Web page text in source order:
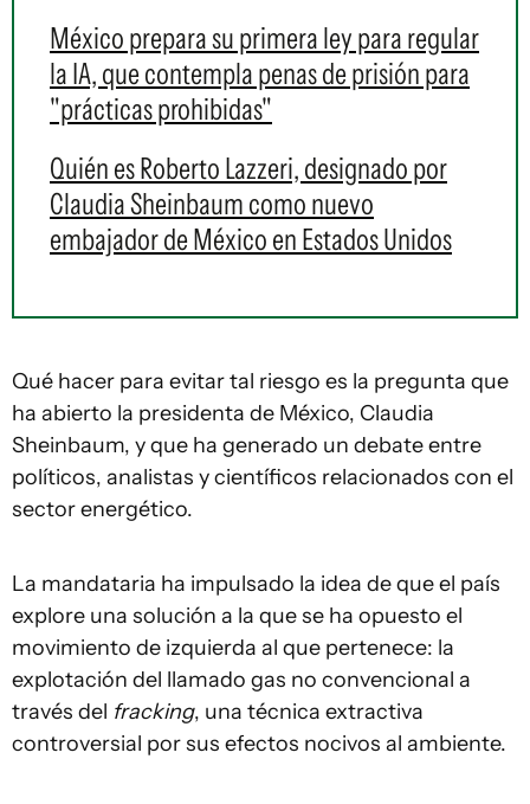
México prepara su primera ley para regular
la IA, que contempla penas de prisión para
"prácticas prohibidas"
Quién es Roberto Lazzeri, designado por
Claudia Sheinbaum como nuevo
embajador de México en Estados Unidos
Qué hacer para evitar tal riesgo es la pregunta que
ha abierto la presidenta de México, Claudia
Sheinbaum, y que ha generado un debate entre
políticos, analistas y científicos relacionados con el
sector energético.
La mandataria ha impulsado la idea de que el país
explore una solución a la que se ha opuesto el
movimiento de izquierda al que pertenece: la
explotación del llamado gas no convencional a
través del fracking, una técnica extractiva
controversial por sus efectos nocivos al ambiente.